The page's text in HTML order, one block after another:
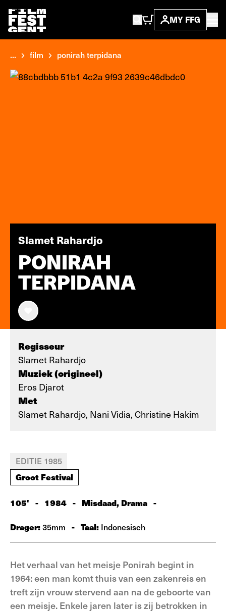
MY FFG
... film ponirah terpidana
Slamet Rahardjo
PONIRAH
TERPIDANA
Regisseur
Slamet Rahardjo
Muziek (origineel)
Eros Djarot
Met
Slamet Rahardjo, Nani Vidia, Christine Hakim
EDITIE 1985
Groot Festival
105' - 1984 - Misdaad, Drama -
Drager:35mm - Taal: Indonesisch
Het verhaal van het meisje Ponirah begint in
1964: een man komt thuis van een zakenreis en
treft zijn vrouw stervend aan na de geboorte van
een meisje. Enkele jaren later is zij betrokken in